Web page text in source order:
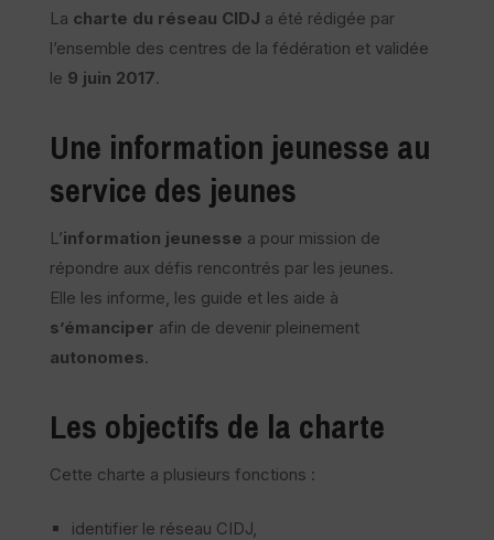
La charte du réseau CIDJ a été rédigée par
l’ensemble des centres de la fédération et validée
le 9 juin 2017.
Une information jeunesse au
service des jeunes
L’information jeunesse a pour mission de
répondre aux défis rencontrés par les jeunes.
Elle les informe, les guide et les aide à
s’émanciper afin de devenir pleinement
autonomes.
Les objectifs de la charte
Cette charte a plusieurs fonctions :
identifier le réseau CIDJ,